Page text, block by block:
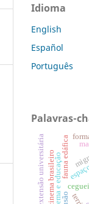
Idioma
English
Español
Português
Palavras-
fauna edáfica
cinema e educação
cinema brasileiro
extensão universitária